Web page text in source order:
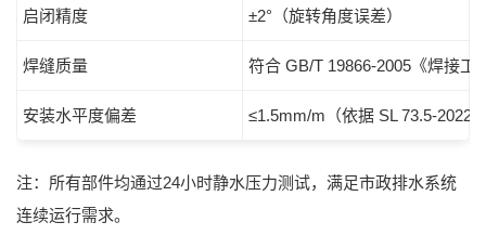
启闭精度 ±2°（旋转角度误差）
焊缝质量 符合 GB/T 19866-2005《焊接工
安装水平度偏差 ≤1.5mm/m（依据 SL 73.5-2022
注：所有部件均通过24小时静水压力测试，满足市政排水系统
连续运行需求。